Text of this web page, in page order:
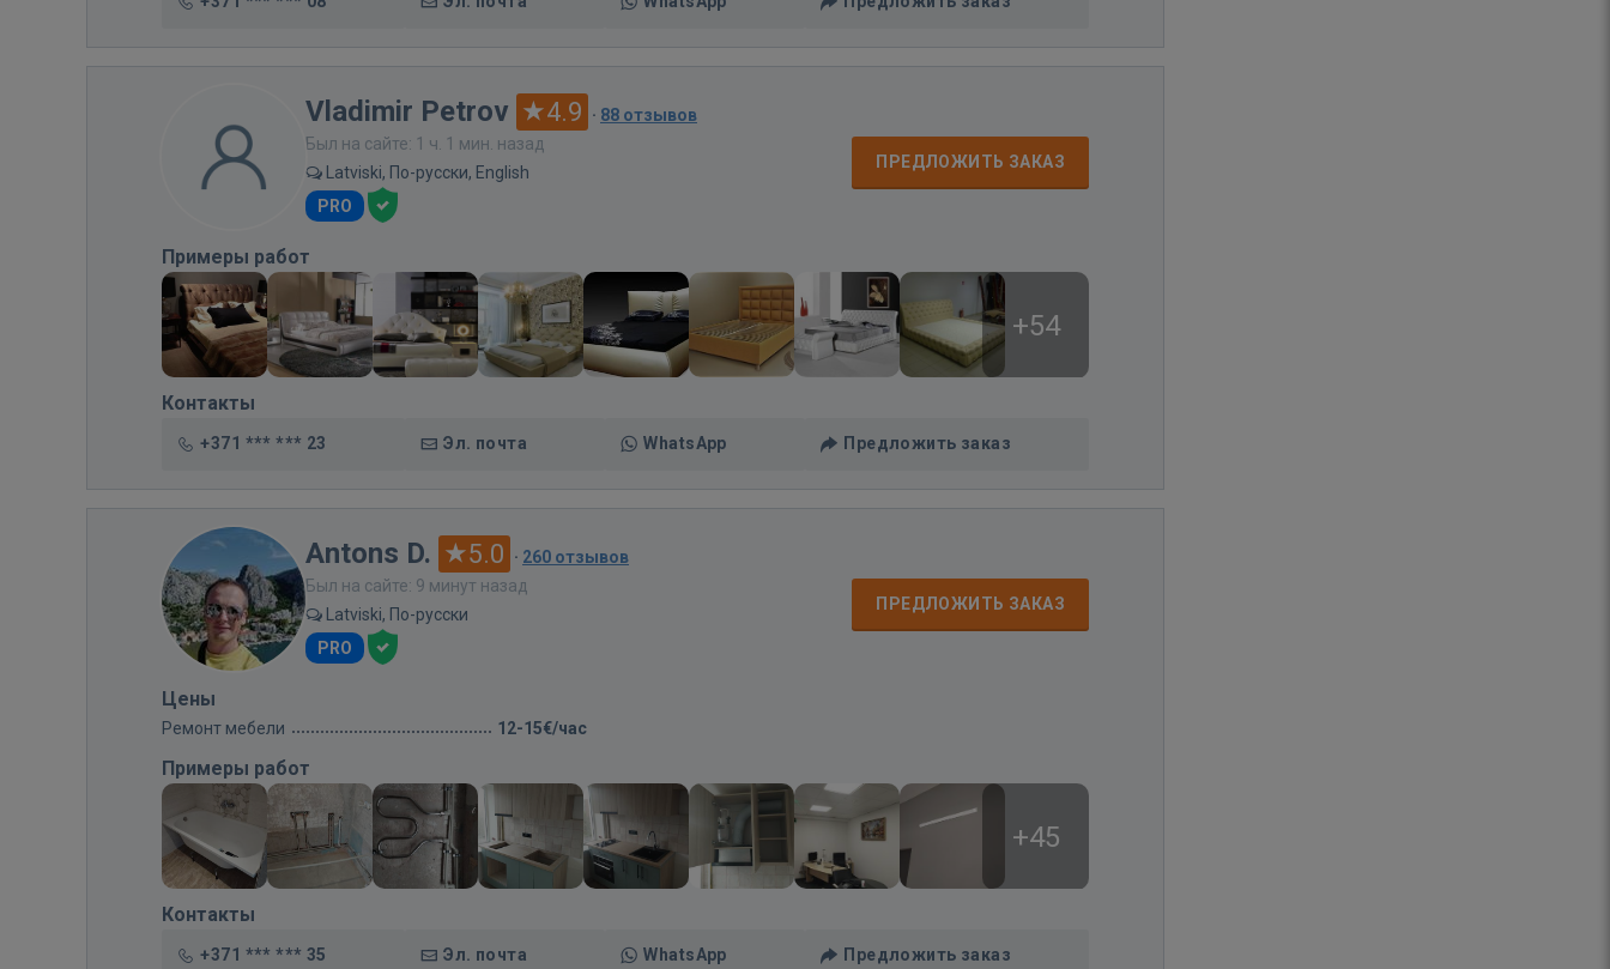
Vladimir Petrov 4.9 · 88 отзывов
Был на сайте: 1 ч. 1 мин. назад
Latviski, По-русски, English
PRO
ПРЕДЛОЖИТЬ ЗАКАЗ
Примеры работ
+54
Контакты
+371 *** *** 23 Эл. почта WhatsApp Предложить заказ
Antons D. 5.0 · 260 отзывов
Был на сайте: 9 минут назад
Latviski, По-русски
PRO
ПРЕДЛОЖИТЬ ЗАКАЗ
Цены
Ремонт мебели 12-15€/час
Примеры работ
+45
Контакты
+371 *** *** 35 Эл. почта WhatsApp Предложить заказ